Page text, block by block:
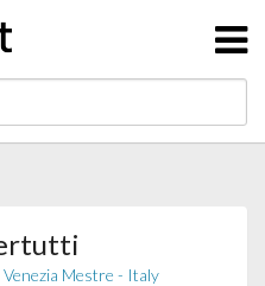
Mestre - Italy